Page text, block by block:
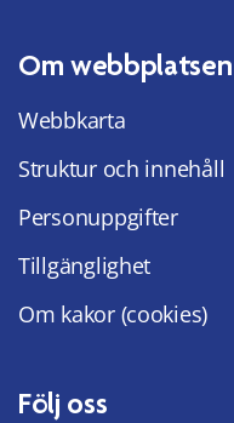
Om webbplatsen
Webbkarta
Struktur och innehåll
Personuppgifter
Tillgänglighet
Om kakor (cookies)
Följ oss